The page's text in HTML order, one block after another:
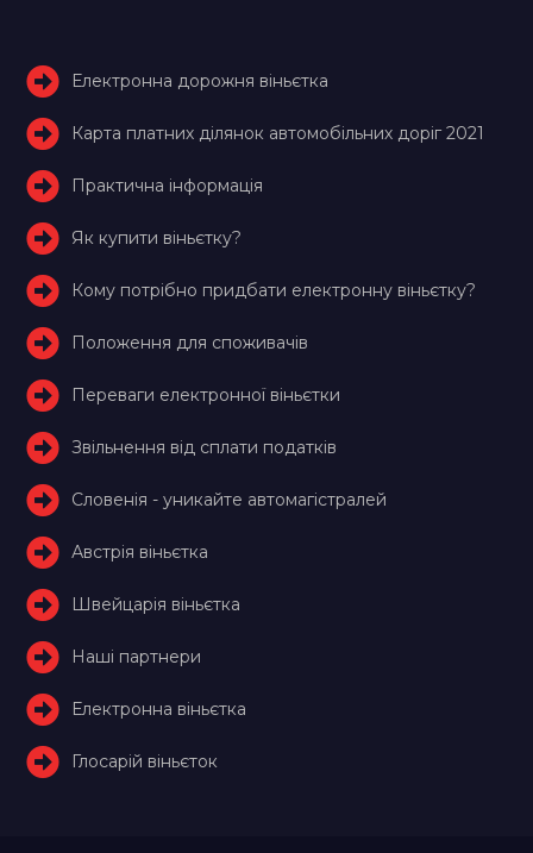
Електронна дорожня віньєтка
Карта платних ділянок автомобільних доріг 2021
Практична інформація
Як купити віньєтку?
Кому потрібно придбати електронну віньєтку?
Положення для споживачів
Переваги електронної віньєтки
Звільнення від сплати податків
Словенія - уникайте автомагістралей
Австрія віньєтка
Швейцарія віньєтка
Наші партнери
Електронна віньєтка
Глосарій віньєток